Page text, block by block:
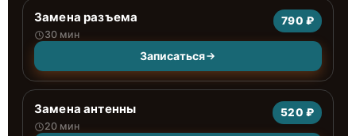
Замена разъема
30 мин
790 ₽
Записаться
Замена антенны
20 мин
520 ₽